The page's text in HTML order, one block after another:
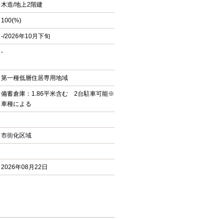
木造/地上2階建
100(%)
-/2026年10月下旬
-
第一種低層住居専用地域
備蓄倉庫：1.86平米含む 2台駐車可能※
車種による
市街化区域
2026年08月22日